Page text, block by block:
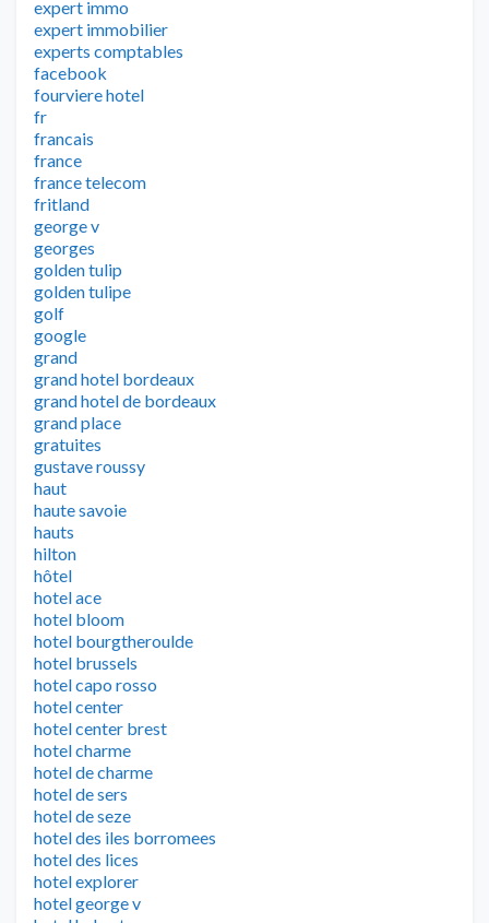
expert immo
expert immobilier
experts comptables
facebook
fourviere hotel
fr
francais
france
france telecom
fritland
george v
georges
golden tulip
golden tulipe
golf
google
grand
grand hotel bordeaux
grand hotel de bordeaux
grand place
gratuites
gustave roussy
haut
haute savoie
hauts
hilton
hôtel
hotel ace
hotel bloom
hotel bourgtheroulde
hotel brussels
hotel capo rosso
hotel center
hotel center brest
hotel charme
hotel de charme
hotel de sers
hotel de seze
hotel des iles borromees
hotel des lices
hotel explorer
hotel george v